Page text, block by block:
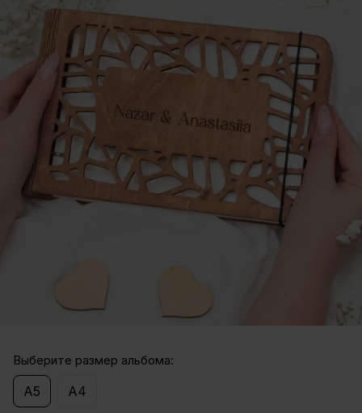
Выберите размер альбома:
А5 А4